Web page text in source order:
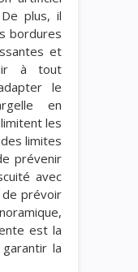
plus, il
bordures
et
à tout
le
en
les
limites
prévenir
avec
de prévoir
est la
la